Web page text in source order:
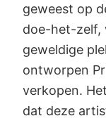
geweest op
doe-het-zelf,
geweldige
ontworpen
verkopen.
dat deze